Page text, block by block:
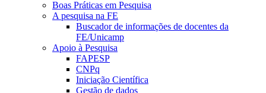
Boas Práticas em Pesquisa
A pesquisa na FE
Buscador de informações de docentes da
FE/Unicamp
Apoio à Pesquisa
FAPESP
CNPq
Iniciação Científica
Gestão de dados